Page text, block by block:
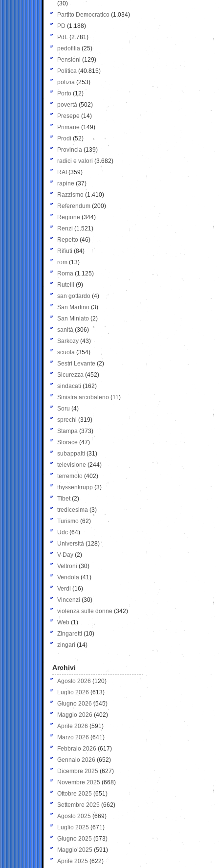
(30)
Partito Democratico (1.034)
PD (1.188)
PdL (2.781)
pedofilia (25)
Pensioni (129)
Politica (40.815)
polizia (253)
Porto (12)
povertà (502)
Presepe (14)
Primarie (149)
Prodi (52)
Provincia (139)
radici e valori (3.682)
RAI (359)
rapine (37)
Razzismo (1.410)
Referendum (200)
Regione (344)
Renzi (1.521)
Repetto (46)
Rifiuti (84)
rom (13)
Roma (1.125)
Rutelli (9)
san gottardo (4)
San Martino (3)
San Miniato (2)
sanità (306)
Sarkozy (43)
scuola (354)
Sestri Levante (2)
Sicurezza (452)
sindacati (162)
Sinistra arcobaleno (11)
Soru (4)
sprechi (319)
Stampa (373)
Storace (47)
subappalti (31)
televisione(244)
terremoto (402)
thyssenkrupp (3)
Tibet(2)
tredicesima (3)
Turismo (62)
Udc (64)
Università (128)
V-Day (2)
Veltroni (30)
Vendola (41)
Verdi (16)
Vincenzi (30)
violenza sulle donne (342)
Web (1)
Zingaretti (10)
zingari (14)
Archivi
Agosto 2026 (120)
Luglio 2026 (613)
Giugno 2026 (545)
Maggio 2026 (402)
Aprile 2026 (591)
Marzo 2026 (641)
Febbraio 2026 (617)
Gennaio 2026 (652)
Dicembre 2025 (627)
Novembre 2025 (668)
Ottobre 2025 (651)
Settembre 2025 (662)
Agosto 2025 (669)
Luglio 2025 (671)
Giugno 2025 (573)
Maggio 2025 (591)
Aprile 2025 (622)